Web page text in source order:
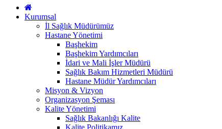
Kurumsal
İl Sağlık Müdürümüz
Hastane Yönetimi
Başhekim
Başhekim Yardımcıları
İdari ve Mali İşler Müdürü
Sağlık Bakım Hizmetleri Müdürü
Hastane Müdür Yardımcıları
Misyon & Vizyon
Organizasyon Şeması
Kalite Yönetimi
Sağlık Bakanlığı Kalite
Kalite Politikamız